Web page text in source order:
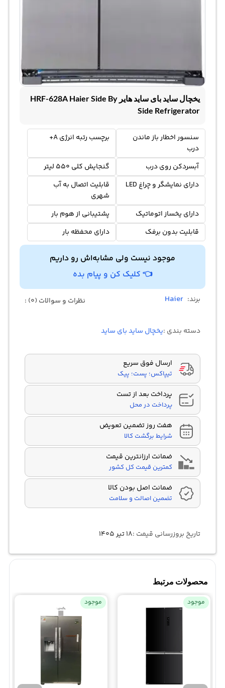
یخچال ساید بای ساید هایر HRF-628A Haier Side By
Side Refrigerator
سنسور اخطار باز ماندن
درب
برچسب رتبه انرژی A+
آبسردکن روی درب
گنجایش کلی 550 لیتر
دارای نمایشگر و چراغ LED
قابلیت اتصال به آب
شهری
دارای یخساز اتوماتیک
پشتیبانی از هوم بار
قابلیت بدون برفک
دارای محفظه بار
موجود نیست ولی مشابه‌اش رو داریم
👈 کلیک کن و پیام بده
برند: Haier نظرات و سوالات (0) :
دسته بندی :یخچال ساید بای ساید
ارسال فوق سریع
تیپاکس؛ پست؛ پیک
پرداخت بعد از تست
پرداخت در محل
هفت روز تضمین تعویض
شرایط برگشت کالا
ضمانت ارزانترین قیمت
کمترین قیمت کل کشور
ضمانت اصل بودن کالا
تضمین اصالت و سلامت
تاریخ بروزرسانی قیمت :۱۸ تیر ۱۴۰۵
محصولات مرتبط
موجود موجود